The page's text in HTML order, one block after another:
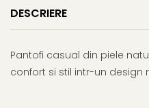
DESCRIERE
Pantofi casual din piele
confort si stil intr-un design